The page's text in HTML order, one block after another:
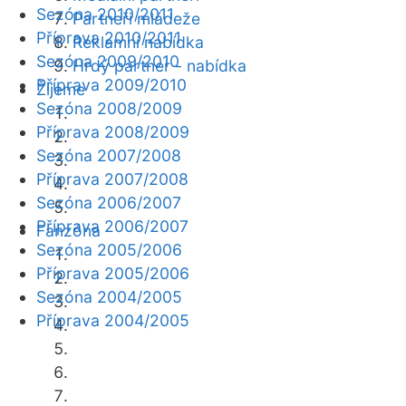
Partneři mládeže
Reklamní nabídka
Hrdý partner - nabídka
Žijeme
Fanzóna
Sezóna 2010/2011
Příprava 2010/2011
Sezóna 2009/2010
Příprava 2009/2010
Sezóna 2008/2009
Příprava 2008/2009
Sezóna 2007/2008
Příprava 2007/2008
Sezóna 2006/2007
Příprava 2006/2007
Sezóna 2005/2006
Příprava 2005/2006
Sezóna 2004/2005
Příprava 2004/2005